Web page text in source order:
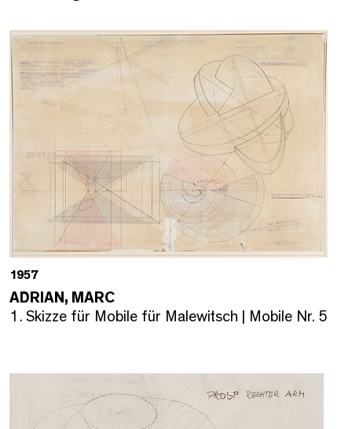
1957
ADRIAN, MARC
1. Skizze für Mobile für Malewitsch | Mobile Nr. 5